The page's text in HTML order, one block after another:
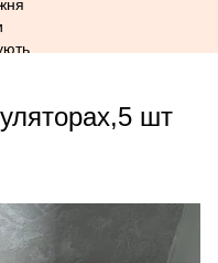
шт